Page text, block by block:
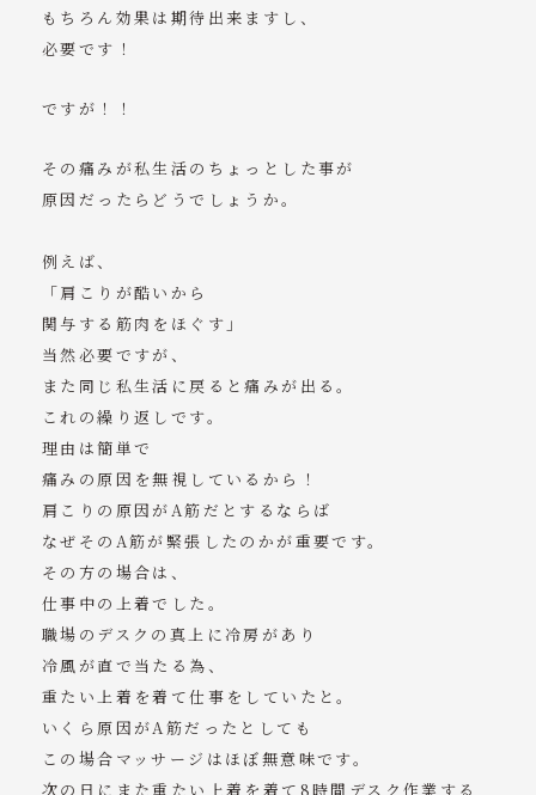
もちろん効果は期待出来ますし、
必要です！
ですが！！
その痛みが私生活のちょっとした事が
原因だったらどうでしょうか。
例えば、
「肩こりが酷いから
関与する筋肉をほぐす」
当然必要ですが、
また同じ私生活に戻ると痛みが出る。
これの繰り返しです。
理由は簡単で
痛みの原因を無視しているから！
肩こりの原因がA筋だとするならば
なぜそのA筋が緊張したのかが重要です。
その方の場合は、
仕事中の上着でした。
職場のデスクの真上に冷房があり
冷風が直で当たる為、
重たい上着を着て仕事をしていたと。
いくら原因がA筋だったとしても
この場合マッサージはほぼ無意味です。
次の日にまた重たい上着を着て8時間デスク作業する